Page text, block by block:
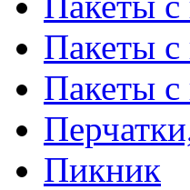
Пакеты с
Пакеты с
Пикник